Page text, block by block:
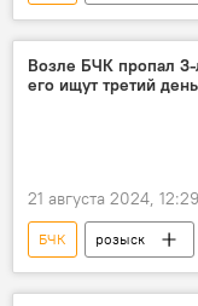
ребенок
тело
Возле БЧК пропал
его ищут третий
21 августа 2024, 12:29
БЧК розыск
Кыргызстан